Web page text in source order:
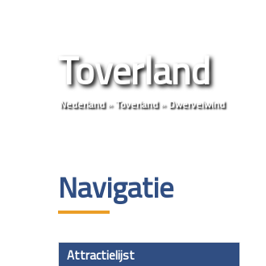
Toverland
Nederland»Toverland»Dwervelwind
Navigatie
Attractielijst